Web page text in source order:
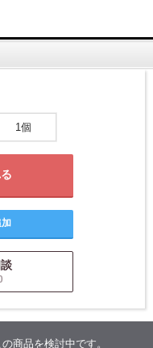
1個
の商品を検討中です。